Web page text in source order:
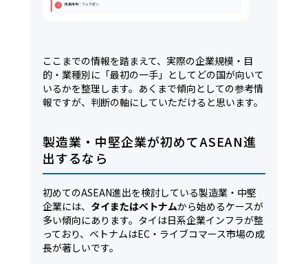
5 成長市場：フィリピン
ここまでの情報を踏まえて、実際の企業規模・目
的・業種別に「最初の一手」としてどの国が向いて
いるかを整理します。あくまで傾向としての参考情
報ですが、判断の軸にしていただけると思います。
製造業・中堅企業が初めてASEAN進
出するなら
初めてのASEAN進出を検討している製造業・中堅
企業には、 タイまたはベトナムから始めるケースが
多い傾向にあります。タイは日系企業インフラが整
っており、ベトナムはEC・ライブコマース市場の成
長が著しいです。